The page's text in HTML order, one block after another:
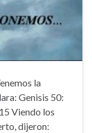
la
Genisis 50:
Viendo los
dijeron: